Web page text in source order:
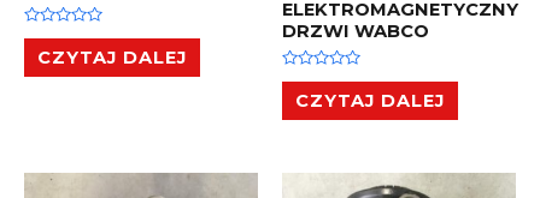
Oceniono
na
5
CZYTAJ DALEJ
ELEKTROMAGNETYCZNY
DRZWI WABCO
Oceniono
na
5
CZYTAJ DALEJ